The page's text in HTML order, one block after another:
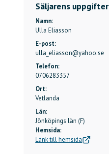
Säljarens uppgifter
Namn:
Ulla Eliasson
E-post:
ulla_eliasson@yahoo.se
Telefon:
0706283357
Ort:
Vetlanda
Län:
Jönköpings län (F)
Hemsida:
Länk till hemsida